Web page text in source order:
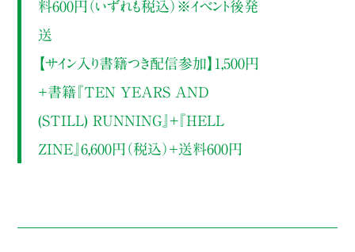
料600円（いずれも税込）※イベント後発
送
【サイン入り書籍つき配信参加】1,500円
＋書籍『TEN YEARS AND
(STILL) RUNNING』+『HELL
ZINE』6,600円（税込）＋送料600円